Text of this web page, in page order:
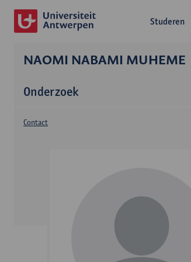
Studeren
NAOMI NABAMI MUHEME
Onderzoek
Contact